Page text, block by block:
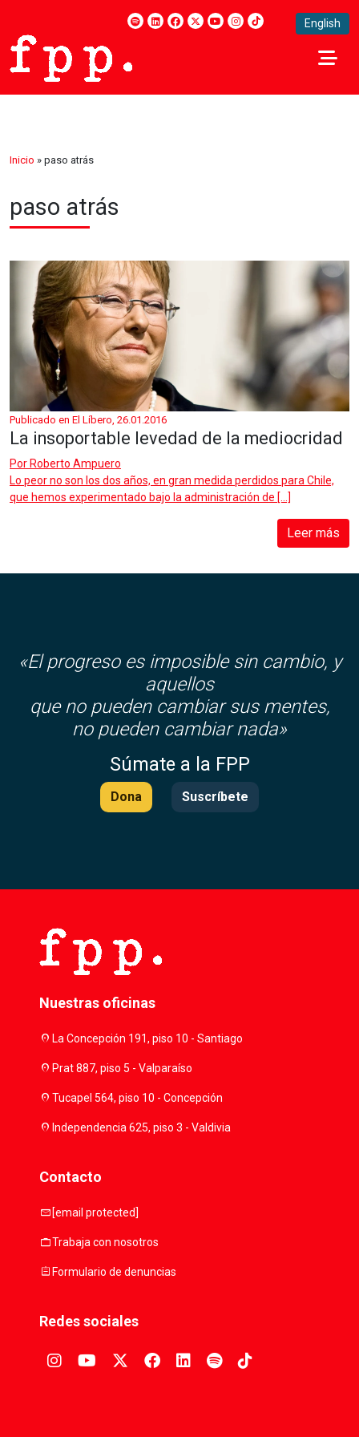
English
Inicio » paso atrás
paso atrás
Publicado en El Líbero, 26.01.2016
La insoportable levedad de la mediocridad
PorRoberto Ampuero
Lo peor no son los dos años, en gran medida perdidos para Chile,
que hemos experimentado bajo la administración de […]
Leer más
«El progreso es imposible sin cambio, y
aquellos
que no pueden cambiar sus mentes,
no pueden cambiar nada»
Súmate a la FPP
Dona Suscríbete
Nuestras oficinas
location_onLa Concepción 191, piso 10 - Santiago
location_onPrat 887, piso 5 - Valparaíso
location_onTucapel 564, piso 10 - Concepción
location_onIndependencia 625, piso 3 - Valdivia
Contacto
mail [email protected]
workTrabaja con nosotros
assignmentFormulario de denuncias
Redes sociales